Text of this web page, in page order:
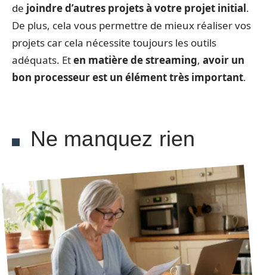
de joindre d’autres projets à votre projet initial.
De plus, cela vous permettre de mieux réaliser vos
projets car cela nécessite toujours les outils
adéquats. Eten matière de streaming, avoir un
bon processeur est un élément très important.
Ne manquez rien